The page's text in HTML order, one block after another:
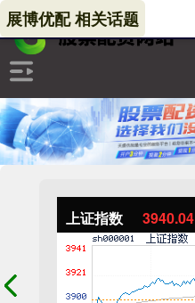
上证指数 3940.04
展博优配 相关话题